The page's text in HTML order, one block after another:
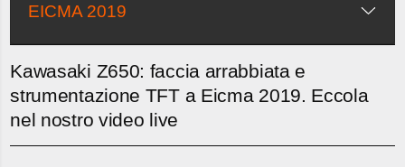
EICMA 2019
Kawasaki Z650: faccia arrabbiata e
strumentazione TFT a Eicma 2019. Eccola
nel nostro video live